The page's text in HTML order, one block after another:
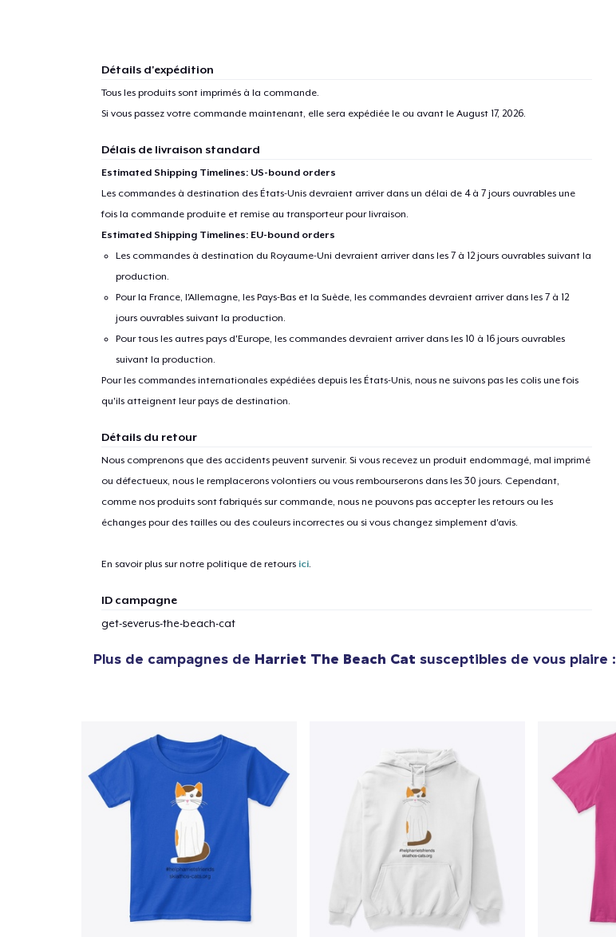
Détails d'expédition
Tous les produits sont imprimés à la commande.
Si vous passez votre commande maintenant, elle sera expédiée le ou avant le August 17, 2026.
Délais de livraison standard
Estimated Shipping Timelines: US-bound orders
Les commandes à destination des États-Unis devraient arriver dans un délai de 4 à 7 jours ouvrables une
fois la commande produite et remise au transporteur pour livraison.
Estimated Shipping Timelines: EU-bound orders
Les commandes à destination du Royaume-Uni devraient arriver dans les 7 à 12 jours ouvrables suivant la
production.
Pour la France, l'Allemagne, les Pays-Bas et la Suède, les commandes devraient arriver dans les 7 à 12
jours ouvrables suivant la production.
Pour tous les autres pays d'Europe, les commandes devraient arriver dans les 10 à 16 jours ouvrables
suivant la production.
Pour les commandes internationales expédiées depuis les États-Unis, nous ne suivons pas les colis une fois
qu'ils atteignent leur pays de destination.
Détails du retour
Nous comprenons que des accidents peuvent survenir. Si vous recevez un produit endommagé, mal imprimé
ou défectueux, nous le remplacerons volontiers ou vous rembourserons dans les 30 jours. Cependant,
comme nos produits sont fabriqués sur commande, nous ne pouvons pas accepter les retours ou les
échanges pour des tailles ou des couleurs incorrectes ou si vous changez simplement d'avis.
En savoir plus sur notre politique de retours ici.
ID campagne
get-severus-the-beach-cat
Plus de campagnes de Harriet The Beach Cat susceptibles de vous plaire :
1article ajouté au Panier
30,99 $US